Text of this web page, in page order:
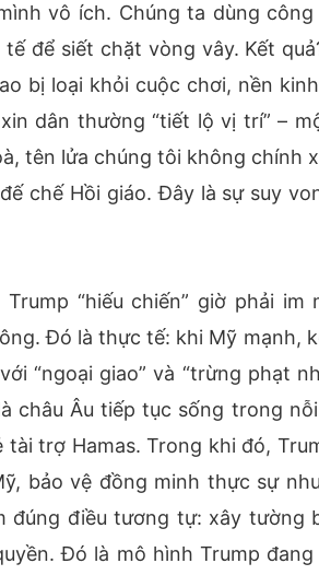
vô ích. Chúng ta dùng
tế để siết chặt vòng vây. Kết
bị loại khỏi cuộc chơi, nền
dân thường “tiết lộ vị trí” –
tên lửa chúng tôi không chính
chế Hồi giáo. Đây là sự suy
“hiếu chiến” giờ phải im
Đó là thực tế: khi Mỹ mạnh,
“ngoại giao” và “trừng phạt
châu Âu tiếp tục sống trong
tài trợ Hamas. Trong khi đó,
bảo vệ đồng minh thực sự
đúng điều tương tự: xây tường
Đó là mô hình Trump